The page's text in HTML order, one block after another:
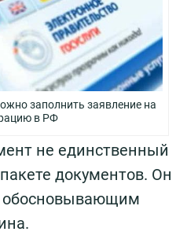
заполнить заявление на
в РФ
не единственный
документов. Он
обосновывающим